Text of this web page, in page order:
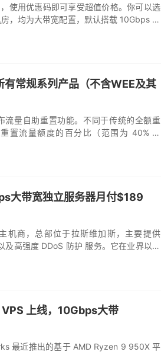
使用优惠码即可享受超值价格。你可以选
，均为大带宽配置，默认搭载 10Gbps 端
常规系列产品（不含WEE及其
流量自助重置功能。不同于传统的全额重
置流量额度的百分比（范围为 40% 至
大带宽独立服务器月付$189
机商，总部位于拉斯维加斯，主要提供
高强度 DDoS 防护 服务。它在业界以企
上线，10Gbps大带
最近推出的基于 AMD Ryzen 9 950X 平